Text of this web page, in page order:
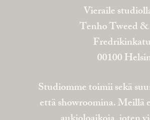
Vieraile
Tenho Tweed
00100
Studiomme toimii sekä
että showroomina. Meillä